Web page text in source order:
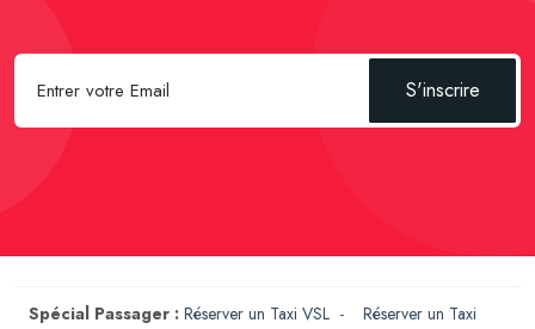
S'inscrire
Spécial Passager : Réserver un Taxi VSL - Réserver un Taxi